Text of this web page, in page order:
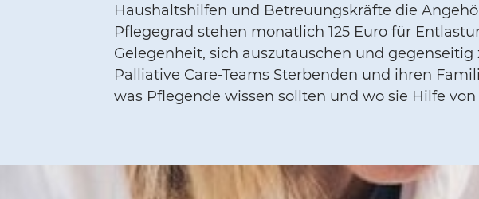
Haushaltshilfen und Betreuungskräfte die
Pflegegrad stehen monatlich 125 Euro für
Gelegenheit, sich auszutauschen und
Palliative Care-Teams Sterbenden und ihren
was Pflegende wissen sollten und wo sie Hilfe